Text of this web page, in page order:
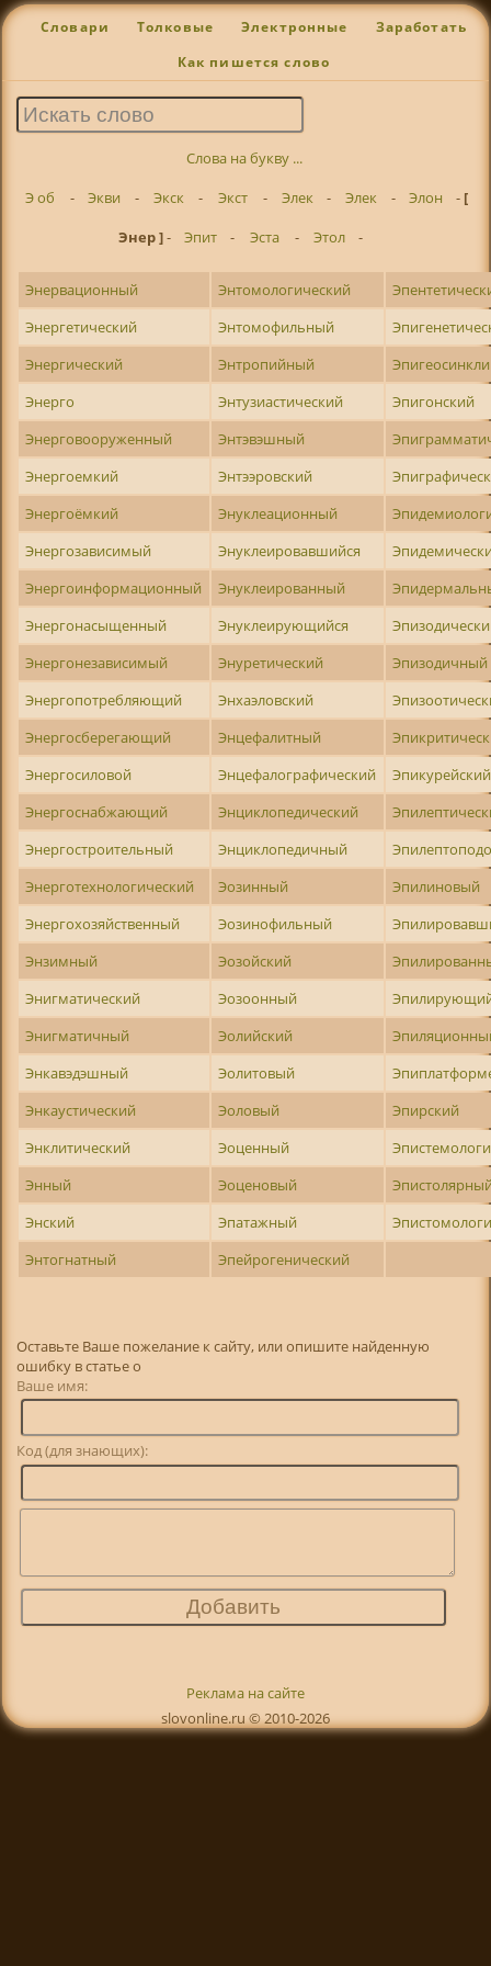
Словари Толковые Электронные Заработать
Как пишется слово
Слова на букву ...
Э об
- Экви - Экск - Экст - Элек - Элек - Элон - [
Энер ]- Эпит - Эста - Этол -
Энервационный Энтомологический
Энергетический
Энтомофильный
Энергический
Энтропийный
Энерго
Энтузиастический
Эпигонский
Энерговооруженный
Энтэвэшный
Энергоемкий
Энтээровский
Энергоёмкий
Энуклеационный
Энергозависимый
Энуклеировавшийся
Энергоинформационный
Энуклеированный
Энергонасыщенный
Энуклеирующийся
Энергонезависимый
Энуретический
Эпизодичный
Энергопотребляющий
Энхаэловский
Энергосберегающий
Энцефалитный
Энергосиловой
Энцефалографический
Эпикурейский
Энергоснабжающий
Энциклопедический
Энергостроительный
Энциклопедичный
Энерготехнологический
Эозинный
Эпилиновый
Энергохозяйственный
Эозинофильный
Энзимный
Эозойский
Энигматический
Эозоонный
Энигматичный
Эолийский
Энкавэдэшный
Эолитовый
Энкаустический
Эоловый
Эпирский
Энклитический
Эоценный
Энный
Эоценовый
Энский
Эпатажный
Энтогнатный
Эпейрогенический
Оставьте Ваше пожелание к сайту, или опишите найденную
ошибку в статье о
Ваше имя:
Код (для знающих):
Реклама на сайте
slovonline.ru © 2010-2026